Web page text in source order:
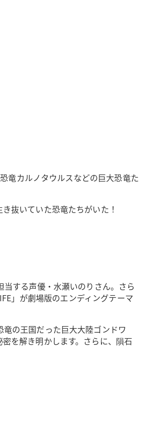
竜カルノタウルスなどの巨大恐竜た
抜いていた恐竜たちがいた！
する声優・水瀬いのりさん。さら
」が劇場版のエンディングテーマ
の王国だった巨大大陸ゴンドワ
を解き明かします。さらに、隕石